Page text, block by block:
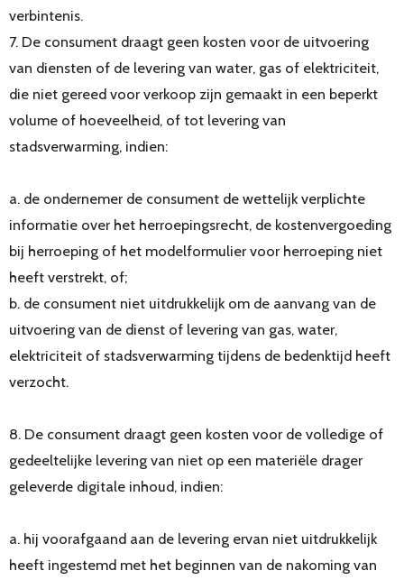
verbintenis.
7. De consument draagt geen kosten voor de uitvoering
van diensten of de levering van water, gas of elektriciteit,
die niet gereed voor verkoop zijn gemaakt in een beperkt
volume of hoeveelheid, of tot levering van
stadsverwarming, indien:
a. de ondernemer de consument de wettelijk verplichte
informatie over het herroepingsrecht, de kostenvergoeding
bij herroeping of het modelformulier voor herroeping niet
heeft verstrekt, of;
b. de consument niet uitdrukkelijk om de aanvang van de
uitvoering van de dienst of levering van gas, water,
elektriciteit of stadsverwarming tijdens de bedenktijd heeft
verzocht.
8. De consument draagt geen kosten voor de volledige of
gedeeltelijke levering van niet op een materiële drager
geleverde digitale inhoud, indien:
a. hij voorafgaand aan de levering ervan niet uitdrukkelijk
heeft ingestemd met het beginnen van de nakoming van